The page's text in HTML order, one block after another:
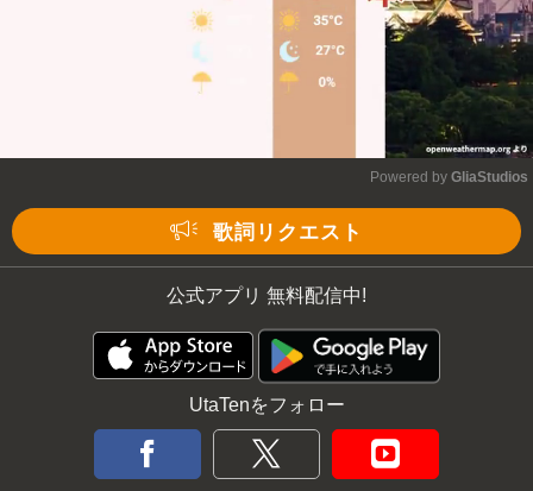
Powered by GliaStudios
歌詞リクエスト
公式アプリ 無料配信中!
UtaTenをフォロー